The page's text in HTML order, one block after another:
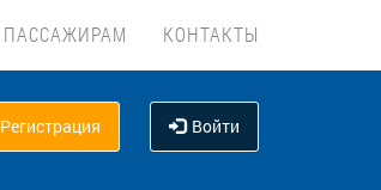
ПАССАЖИРАМ КОНТАКТЫ
Регистрация Войти